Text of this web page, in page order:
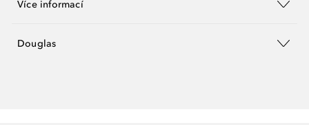
Více informací
Douglas